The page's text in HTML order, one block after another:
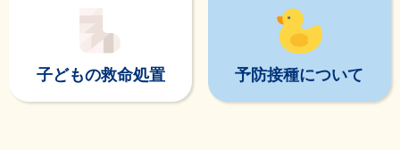
子どもの救命処置 予防接種について